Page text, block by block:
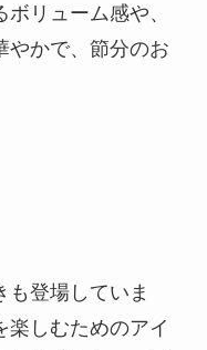
リューム感や、
やかで、節分のお
も登場していま
楽しむためのアイ